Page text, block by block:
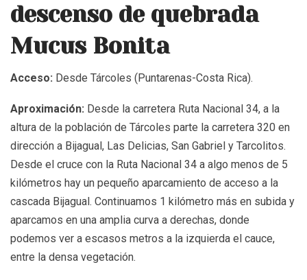
descenso de quebrada
Mucus Bonita
Acceso: Desde Tárcoles (Puntarenas-Costa Rica).
Aproximación: Desde la carretera Ruta Nacional 34, a la
altura de la población de Tárcoles parte la carretera 320 en
dirección a Bijagual, Las Delicias, San Gabriel y Tarcolitos.
Desde el cruce con la Ruta Nacional 34 a algo menos de 5
kilómetros hay un pequeño aparcamiento de acceso a la
cascada Bijagual. Continuamos 1 kilómetro más en subida y
aparcamos en una amplia curva a derechas, donde
podemos ver a escasos metros a la izquierda el cauce,
entre la densa vegetación.